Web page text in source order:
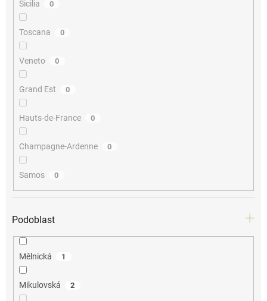
Sicilia 0
Toscana 0
Veneto 0
Grand Est 0
Hauts-de-France 0
Champagne-Ardenne 0
Samos 0
Podoblast
Mělnická 1
Mikulovská 2